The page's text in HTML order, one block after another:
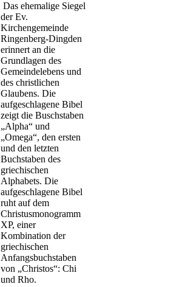
Das ehemalige Siegel
der Ev.
Kirchengemeinde
Ringenberg-Dingden
erinnert an die
Grundlagen des
Gemeindelebens und
des christlichen
Glaubens. Die
aufgeschlagene Bibel
zeigt die Buschstaben
„Alpha“ und
„Omega“, den ersten
und den letzten
Buchstaben des
griechischen
Alphabets. Die
aufgeschlagene Bibel
ruht auf dem
Christusmonogramm
XP, einer
Kombination der
griechischen
Anfangsbuchstaben
von „Christos“: Chi
und Rho.